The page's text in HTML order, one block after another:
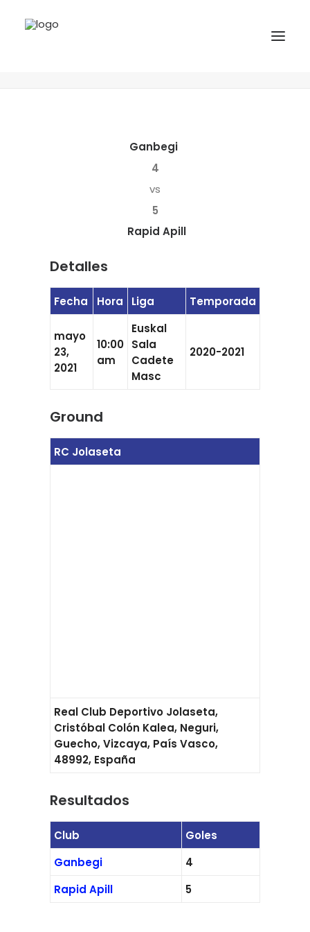
CONTACTO
Ganbegi
4
vs
5
Rapid Apill
Detalles
Fecha Hora Liga Temporada
mayo
23,
2021
10:00
am
Euskal
Sala
Cadete
Masc
2020-2021
Ground
RC Jolaseta
Real Club Deportivo Jolaseta,
Cristóbal Colón Kalea, Neguri,
Guecho, Vizcaya, País Vasco,
48992, España
Resultados
Club
Goles
Ganbegi
4
Rapid Apill
5